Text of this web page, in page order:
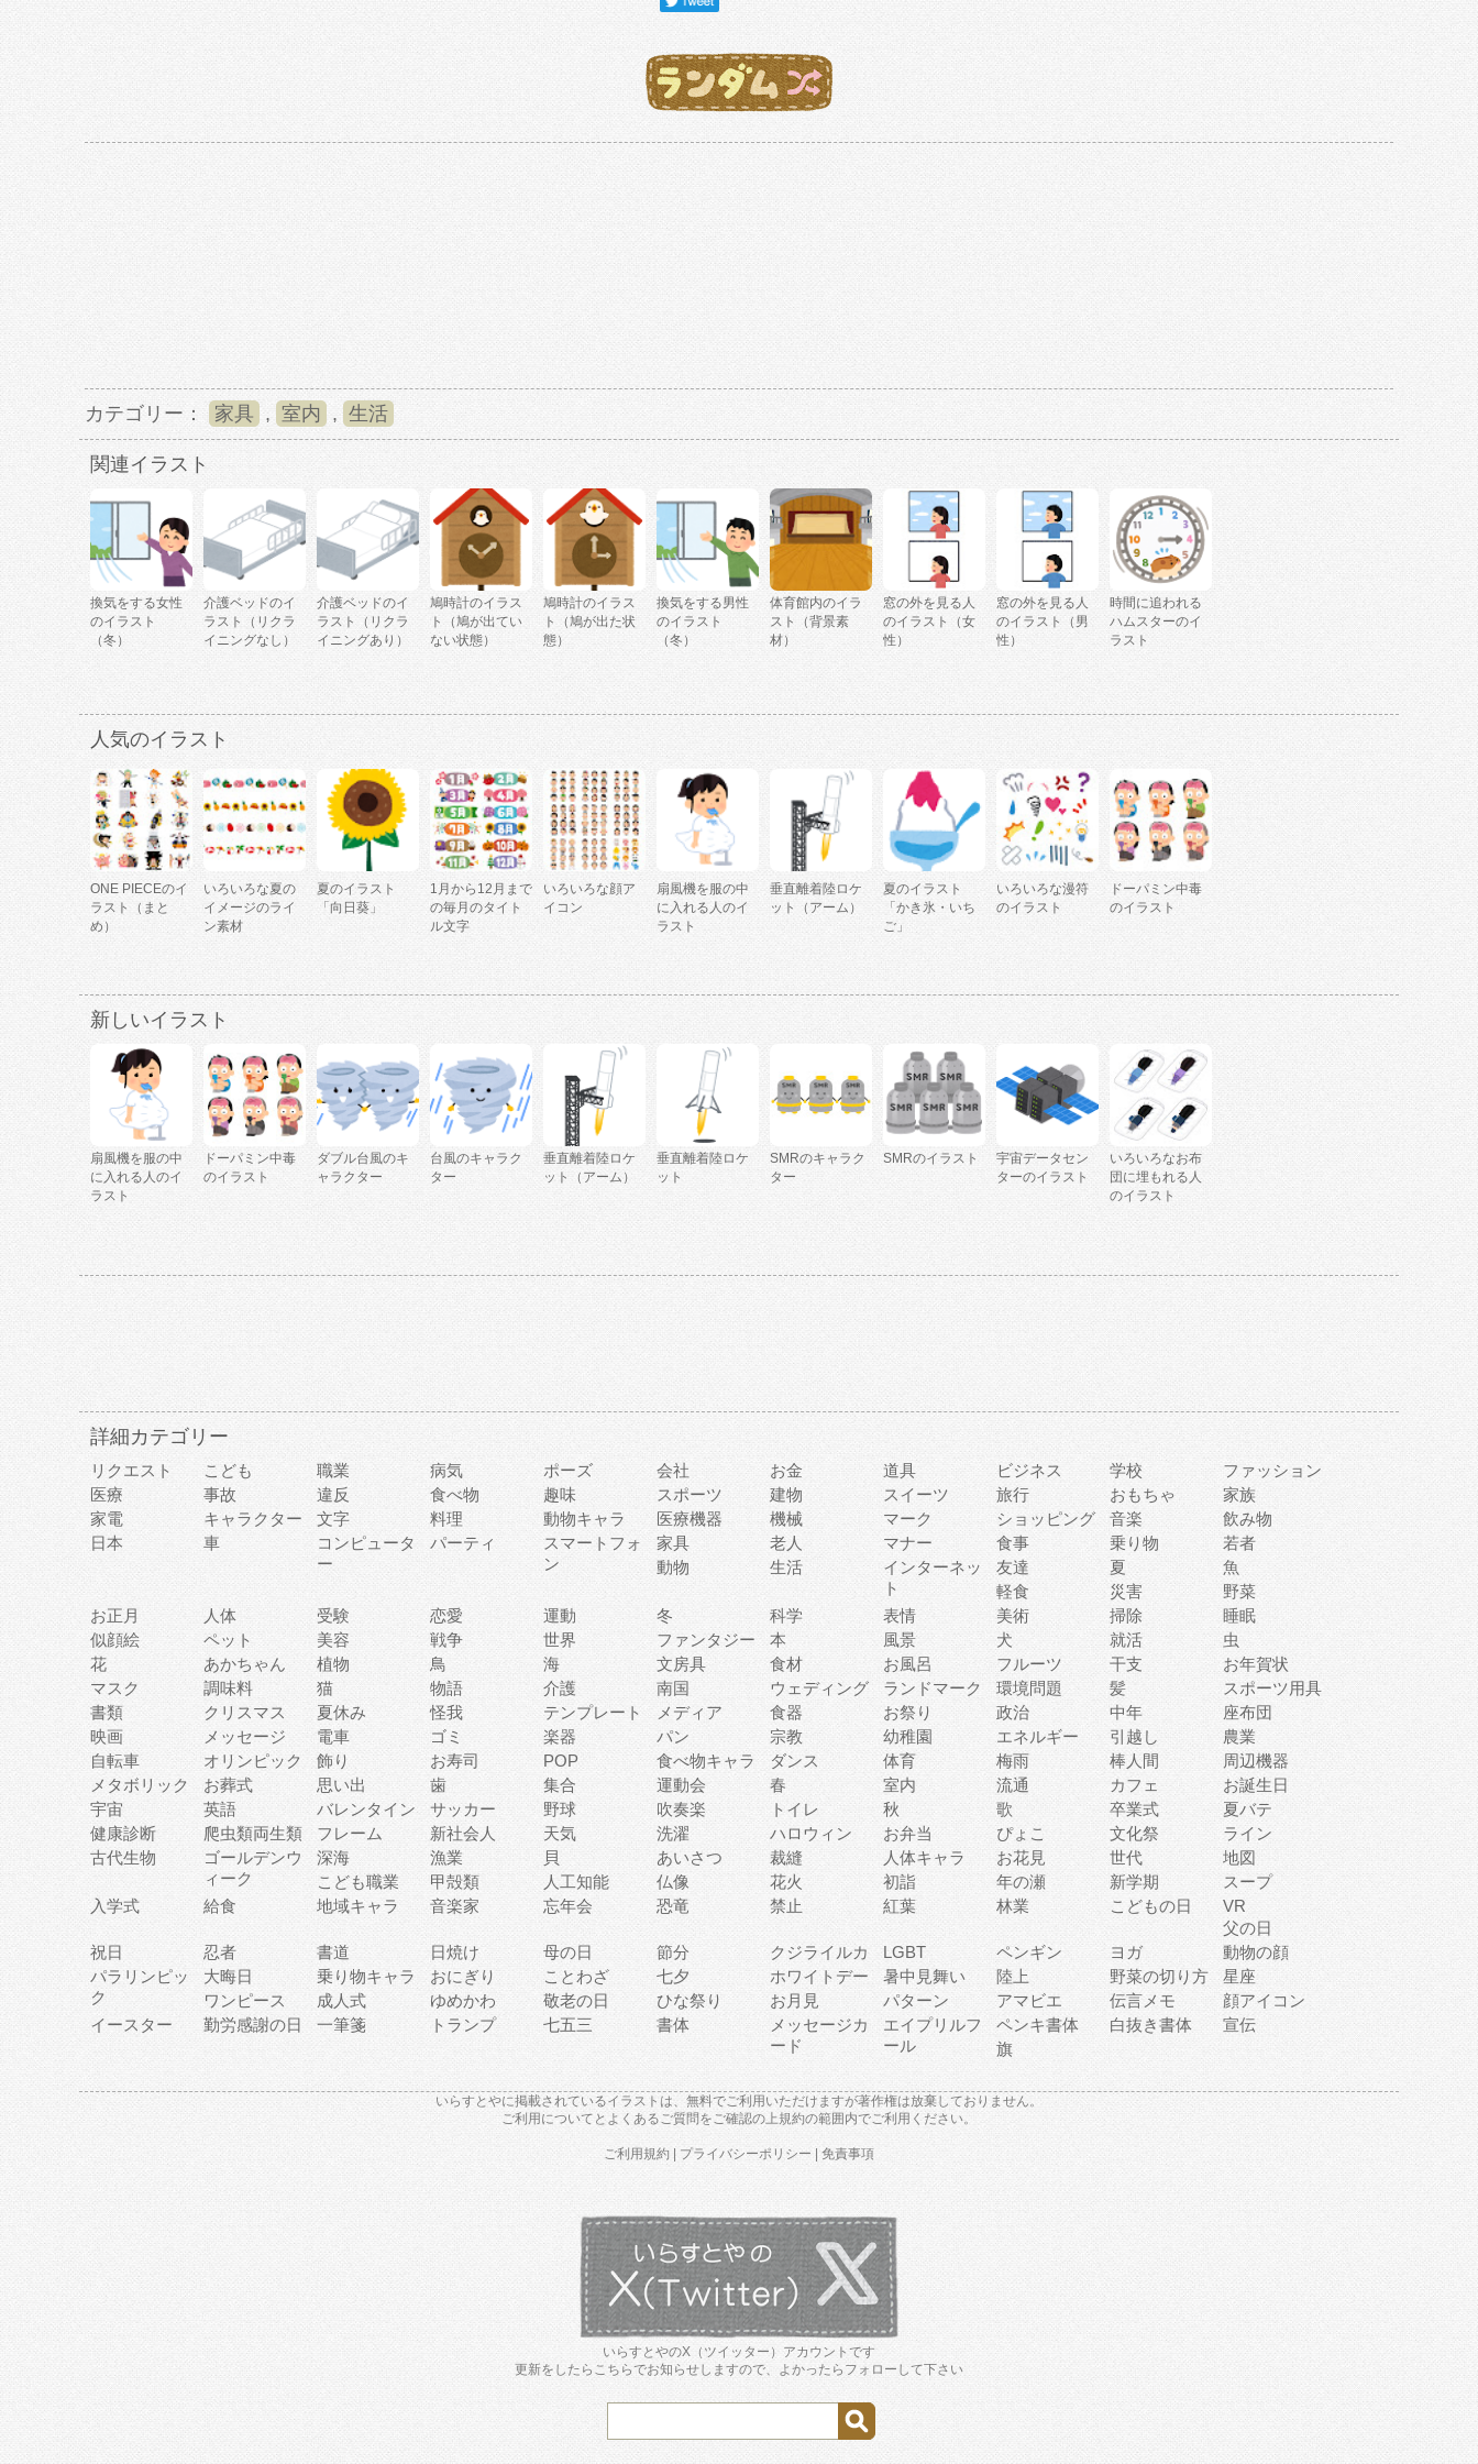
カテゴリー： 家具 , 室内 , 生活
関連イラスト
換気をする女性
のイラスト
（冬）
介護ベッドのイ
ラスト（リクラ
イニングなし）
介護ベッドのイ
ラスト（リクラ
イニングあり）
鳩時計のイラス
ト（鳩が出てい
ない状態）
鳩時計のイラス
ト（鳩が出た状
態）
換気をする男性
のイラスト
（冬）
体育館内のイラ
スト（背景素
材）
窓の外を見る人
のイラスト（女
性）
窓の外を見る人
のイラスト（男
性）
時間に追われる
ハムスターのイ
ラスト
人気のイラスト
ONE PIECEのイ
ラスト（まと
め）
いろいろな夏の
イメージのライ
ン素材
夏のイラスト
「向日葵」
1月から12月まで
の毎月のタイト
ル文字
いろいろな顔ア
イコン
扇風機を服の中
に入れる人のイ
ラスト
垂直離着陸ロケ
ット（アーム）
夏のイラスト
「かき氷・いち
ご」
いろいろな漫符
のイラスト
ドーパミン中毒
のイラスト
新しいイラスト
扇風機を服の中
に入れる人のイ
ラスト
ドーパミン中毒
のイラスト
ダブル台風のキ
ャラクター
台風のキャラク
ター
垂直離着陸ロケ
ット（アーム）
垂直離着陸ロケ
ット
SMRのキャラク
ター
SMRのイラスト
宇宙データセン
ターのイラスト
いろいろなお布
団に埋もれる人
のイラスト
詳細カテゴリー
リクエスト こども 職業 病気 ポーズ 会社 お金 道具 ビジネス 学校
ファッション
医療
事故 違反 食べ物 趣味 スポーツ 建物 スイーツ 旅行 おもちゃ
家族
家電
キャラクター 文字 料理 動物キャラ 医療機器 機械 マーク ショッピング 音楽
飲み物
日本
車
コンピュータ
ー
パーティ
スマートフォ
ン
家具 老人 マナー 食事 乗り物
若者
動物
生活
インターネッ
ト
友達 夏
魚
軽食
災害
野菜
お正月
人体 受験 恋愛 運動 冬 科学 表情 美術 掃除
睡眠
似顔絵
ペット 美容 戦争 世界 ファンタジー 本 風景 犬 就活
虫
花
あかちゃん 植物 鳥 海 文房具 食材 お風呂 フルーツ 干支
お年賀状
マスク
調味料 猫 物語 介護 南国 ウェディング ランドマーク 環境問題 髪
スポーツ用具
書類
クリスマス 夏休み 怪我 テンプレート メディア 食器 お祭り 政治 中年
座布団
映画
メッセージ 電車 ゴミ 楽器 パン 宗教 幼稚園 エネルギー 引越し
農業
自転車
オリンピック 飾り お寿司 POP 食べ物キャラ ダンス 体育 梅雨 棒人間
周辺機器
メタボリック
お葬式 思い出 歯 集合 運動会 春 室内 流通 カフェ
お誕生日
宇宙
英語 バレンタイン サッカー 野球 吹奏楽 トイレ 秋 歌 卒業式
夏バテ
健康診断
爬虫類両生類 フレーム 新社会人 天気 洗濯 ハロウィン お弁当 ぴょこ 文化祭
ライン
古代生物
ゴールデンウ
ィーク
深海 漁業 貝 あいさつ 裁縫 人体キャラ お花見 世代
地図
こども職業
甲殻類 人工知能 仏像 花火 初詣 年の瀬 新学期
スープ
入学式
給食 地域キャラ 音楽家 忘年会 恐竜 禁止 紅葉 林業 こどもの日
VR
父の日
祝日
忍者 書道 日焼け 母の日 節分 クジライルカ LGBT ペンギン ヨガ
動物の顔
パラリンピッ
ク
大晦日 乗り物キャラ おにぎり ことわざ 七夕 ホワイトデー 暑中見舞い 陸上 野菜の切り方
星座
ワンピース
成人式 ゆめかわ 敬老の日 ひな祭り お月見 パターン アマビエ 伝言メモ
顔アイコン
イースター
勤労感謝の日 一筆箋 トランプ 七五三 書体
メッセージカ
ード
エイプリルフ
ール
ペンキ書体 白抜き書体
宣伝
旗
いらすとやに掲載されているイラストは、無料でご利用いただけますが著作権は放棄しておりません。
ご利用について とよくあるご質問をご確認の上規約の範囲内でご利用ください。
ご利用規約 プライバシーポリシー 免責事項
いらすとやのX（ツイッター）アカウントです
更新をしたらこちらでお知らせしますので、よかったらフォローして下さい